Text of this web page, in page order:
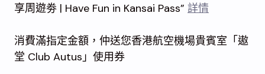
享周遊劵 | Have Fun in Kansai Pass” 詳情
消費滿指定金額，仲送您香港航空機場貴賓室「遨
堂 Club Autus」使用券